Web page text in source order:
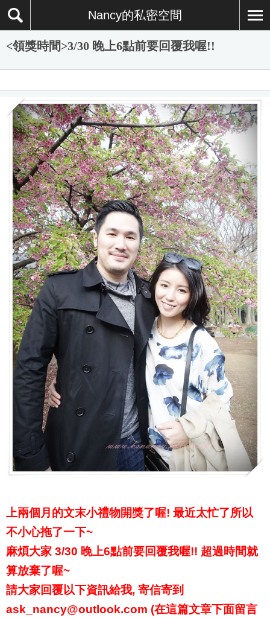
Nancy的私密空間
<領獎時間>3/30 晚上6點前要回覆我喔!!
上兩個月的文末小禮物開獎了喔! 最近太忙了所以
不小心拖了一下~
麻煩大家 3/30 晚上6點前要回覆我喔!! 超過時間就
算放棄了喔~
請大家回覆以下資訊給我, 寄信寄到
ask_nancy@outlook.com (在這篇文章下面留言